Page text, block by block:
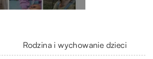
Rodzina i wychowanie dzieci